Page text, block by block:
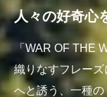
人々の好奇心
「WAR OF THE
織りなすフレー
へと誘う、一種の